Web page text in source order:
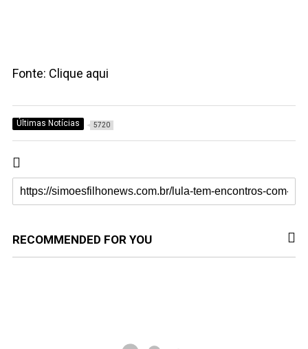
Fonte: Clique aqui
Últimas Notícias 5720
RECOMMENDED FOR YOU